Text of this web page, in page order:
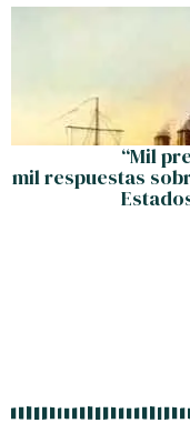
“Mil
mil respuestas